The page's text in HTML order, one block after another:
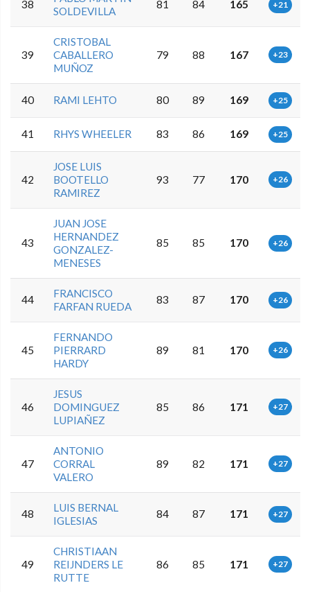
38
SOLDEVILLA
81 84 165 +21
39
CRISTOBAL
CABALLERO
MUÑOZ
79 88 167 +23
40 RAMI LEHTO 80 89 169 +25
41 RHYS WHEELER 83 86 169 +25
42
JOSE LUIS
BOOTELLO
RAMIREZ
93 77 170 +26
43
JUAN JOSE
HERNANDEZ
GONZALEZ-
MENESES
85 85 170 +26
44
FRANCISCO
FARFAN RUEDA
83 87 170 +26
45
FERNANDO
PIERRARD
HARDY
89 81 170 +26
46
JESUS
DOMINGUEZ
LUPIAÑEZ
85 86 171 +27
47
ANTONIO
CORRAL
VALERO
89 82 171 +27
48
LUIS BERNAL
IGLESIAS
84 87 171 +27
49
CHRISTIAAN
REIJNDERS LE
RUTTE
86 85 171 +27